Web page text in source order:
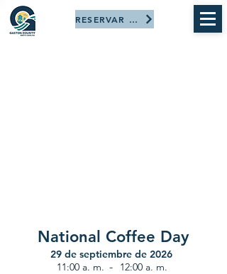
RESERVAR AHORA
National Coffee Day
29 de septiembre de 2026
11:00 a. m. -
12:00 a. m.